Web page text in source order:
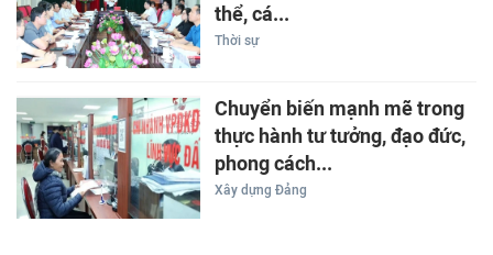
thể, cá...
Thời sự
Chuyển biến mạnh mẽ trong
thực hành tư tưởng, đạo đức,
phong cách...
Xây dựng Đảng